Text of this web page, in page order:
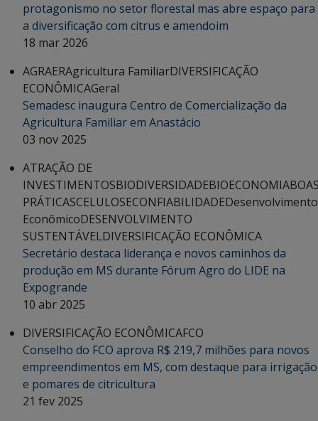
protagonismo no setor florestal mas abre espaço para
a diversificação com citrus e amendoim
18 mar 2026
AGRAERAgricultura FamiliarDIVERSIFICAÇÃO
ECONÔMICAGeral
Semadesc inaugura Centro de Comercialização da
Agricultura Familiar em Anastácio
03 nov 2025
ATRAÇÃO DE
INVESTIMENTOSBIODIVERSIDADEBIOECONOMIA
PRÁTICASCELULOSECONFIABILIDADEDesenvolvimento
EconômicoDESENVOLVIMENTO
SUSTENTÁVELDIVERSIFICAÇÃO ECONÔMICA
Secretário destaca liderança e novos caminhos da
produção em MS durante Fórum Agro do LIDE na
Expogrande
10 abr 2025
DIVERSIFICAÇÃO ECONÔMICAFCO
Conselho do FCO aprova R$ 219,7 milhões para novos
empreendimentos em MS, com destaque para irrigação
e pomares de citricultura
21 fev 2025